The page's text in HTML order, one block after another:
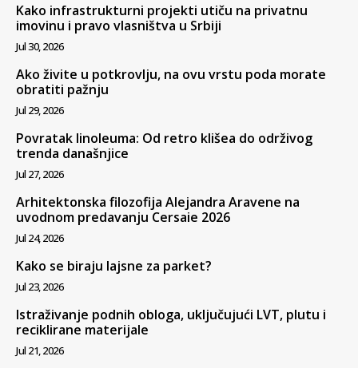
Kako infrastrukturni projekti utiču na privatnu
imovinu i pravo vlasništva u Srbiji
Jul 30, 2026
Ako živite u potkrovlju, na ovu vrstu poda morate
obratiti pažnju
Jul 29, 2026
Povratak linoleuma: Od retro klišea do održivog
trenda današnjice
Jul 27, 2026
Arhitektonska filozofija Alejandra Aravene na
uvodnom predavanju Cersaie 2026
Jul 24, 2026
Kako se biraju lajsne za parket?
Jul 23, 2026
Istraživanje podnih obloga, uključujući LVT, plutu i
reciklirane materijale
Jul 21, 2026